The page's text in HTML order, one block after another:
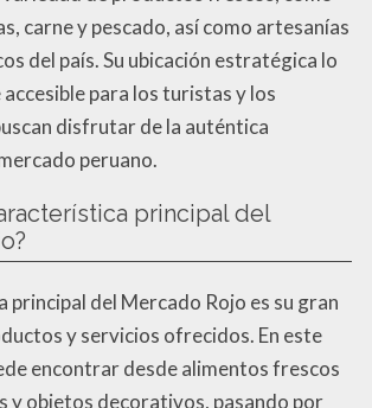
carne y pescado, así como artesanías
del país. Su ubicación estratégica lo
para los turistas y los
disfrutar de la auténtica
peruano.
principal del
principal del Mercado Rojo es su gran
y servicios ofrecidos. En este
encontrar desde alimentos frescos
y objetos decorativos, pasando por